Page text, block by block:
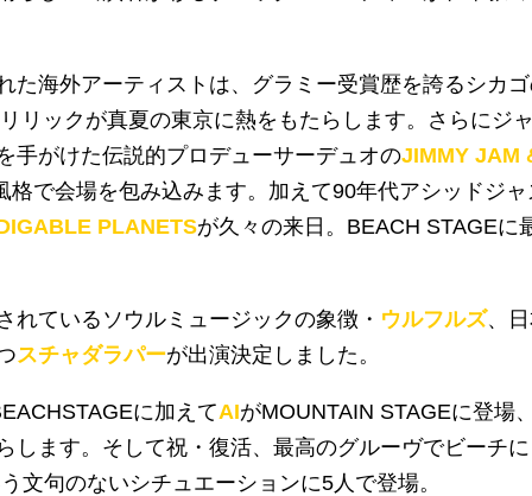
た海外アーティストは、グラミー受賞歴を誇るシカ
リックが真夏の東京に熱をもたらします。さらにジ
手がけた伝説的プロデューサーデュオのJIMMY JAM
格で会場を包み込みます。加えて90年代アシッドジャ
PLANETSが久々の来日。 BEACH STAGEに
ているソウルミュージックの象徴・ ウルフルズ、
スチャダラパーが出演決定しました。
STAGEに加えてAIがMOUNTAIN STAGEに登場
します。そして祝・復活、最高のグルーヴでビーチ
文句のないシチュエーションに5 人で登場。